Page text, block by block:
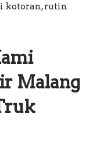
kotoran, rutin
Malang